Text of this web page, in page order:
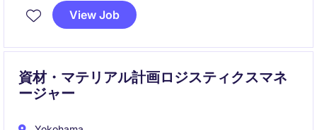
市場動向を踏まえた提案活動を推進していただきま
す。
View Job
資材・マテリアル計画ロジスティクスマネ
ージャー